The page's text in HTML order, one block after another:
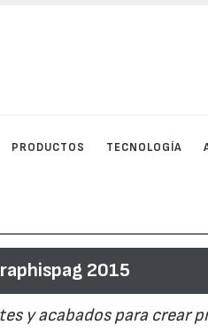
PRODUCTOS TECNOLOGÍA
2015
y acabados para crear